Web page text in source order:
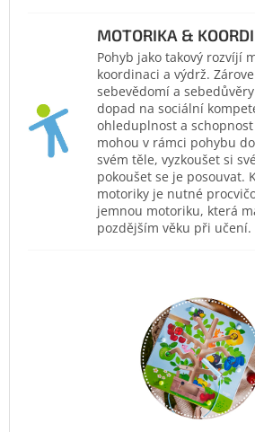
MOTORIKA &
Pohyb jako takový rozvíjí
koordinaci a výdrž.
sebevědomí a
dopad na sociální
ohleduplnost a
mohou v rámci pohybu
svém těle, vyzkoušet si
pokoušet se je posouvat.
motoriky je nutné
jemnou motoriku, která
pozdějším věku při učení.